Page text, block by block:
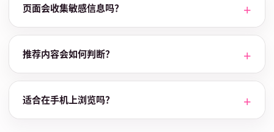
页面会收集敏感信息吗？
推荐内容会如何判断？
适合在手机上浏览吗？